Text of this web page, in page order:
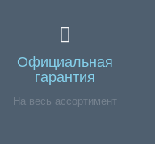
Официальная
гарантия
На весь ассортимент